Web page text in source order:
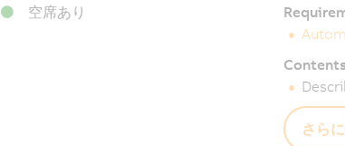
空席あり
さら